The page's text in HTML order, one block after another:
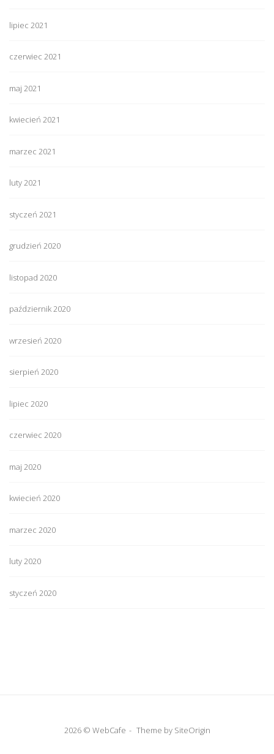
lipiec 2021
czerwiec 2021
maj 2021
kwiecień 2021
marzec 2021
luty 2021
styczeń 2021
grudzień 2020
listopad 2020
październik 2020
wrzesień 2020
sierpień 2020
lipiec 2020
czerwiec 2020
maj 2020
kwiecień 2020
marzec 2020
luty 2020
styczeń 2020
2026 © WebCafe Theme by SiteOrigin